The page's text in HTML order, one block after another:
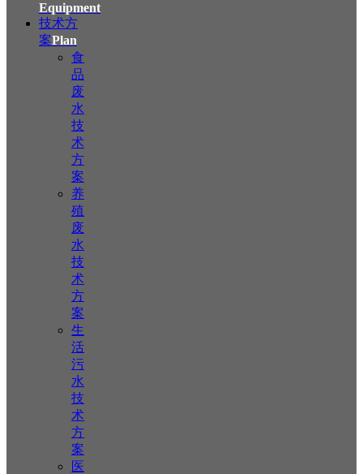
Equipment
技术方
案Plan
食
品
废
水
技
术
方
案
养
殖
废
水
技
术
方
案
生
活
污
水
技
术
方
案
医